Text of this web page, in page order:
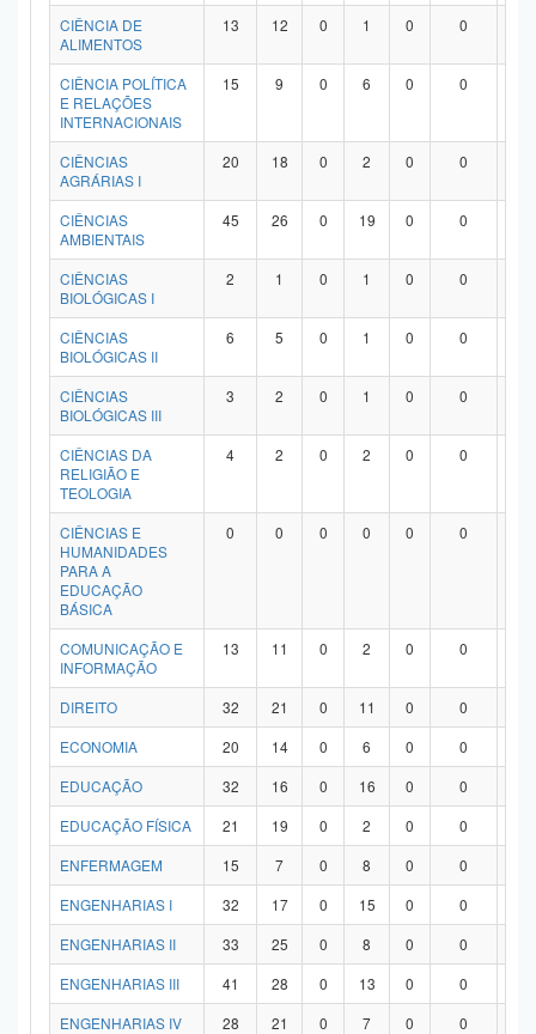
CIÊNCIA DE
ALIMENTOS
13 12 0 1 0 0
CIÊNCIA POLÍTICA
E RELAÇÕES
INTERNACIONAIS
15 9 0 6 0 0
CIÊNCIAS
AGRÁRIAS I
20 18 0 2 0 0
CIÊNCIAS
AMBIENTAIS
45 26 0 19 0 0
CIÊNCIAS
BIOLÓGICAS I
2 1 0 1 0 0
CIÊNCIAS
BIOLÓGICAS II
6 5 0 1 0 0
CIÊNCIAS
BIOLÓGICAS III
3 2 0 1 0 0
CIÊNCIAS DA
RELIGIÃO E
TEOLOGIA
4 2 0 2 0 0
CIÊNCIAS E
HUMANIDADES
PARA A
EDUCAÇÃO
BÁSICA
0 0 0 0 0 0
COMUNICAÇÃO E
INFORMAÇÃO
13 11 0 2 0 0
DIREITO 32 21 0 11 0 0
ECONOMIA
20 14 0 6 0 0
EDUCAÇÃO
32 16 0 16 0 0
EDUCAÇÃO FÍSICA
21 19 0 2 0 0
ENFERMAGEM
15 7 0 8 0 0
ENGENHARIAS I
32 17 0 15 0 0
ENGENHARIAS II
33 25 0 8 0 0
ENGENHARIAS III
41 28 0 13 0 0
ENGENHARIAS IV
28 21 0 7 0 0